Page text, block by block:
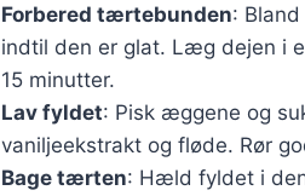
Forbered tærtebunden:
indtil den er glat. Læg dejen i
15 minutter.
Lav fyldet: Pisk æggene og
vaniljeekstrakt og fløde. Rør
Bage tærten: Hæld fyldet i